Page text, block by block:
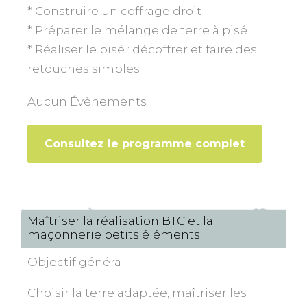
* Construire un coffrage droit
* Préparer le mélange de terre à pisé
* Réaliser le pisé : décoffrer et faire des
retouches simples
Aucun Évènements
Consultez le programme complet
Maîtriser la réalisation BTC et la
maçonnerie petits éléments
Objectif général
Choisir la terre adaptée, maîtriser les